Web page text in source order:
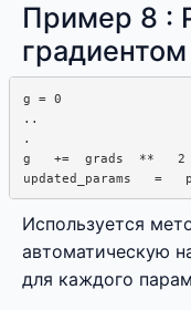
Пример 8 :
g = 0
..
.
g   +=  grads  **   2
Используется
автоматическую
для каждого